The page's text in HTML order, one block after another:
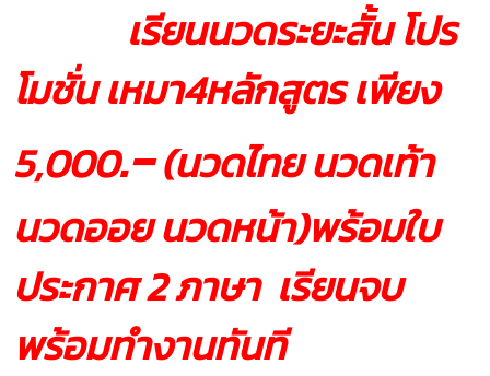
เรียนนวดระยะสั้น โปร
โมชั่น เหมา4หลักสูตร เพียง
5,000.-(นวดไทย นวดเท้า
นวดออย นวดหน้า)พร้อมใบ
ประกาศ 2 ภาษา เรียนจบ
พร้อมทำงานทันที